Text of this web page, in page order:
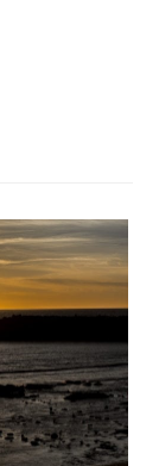
0